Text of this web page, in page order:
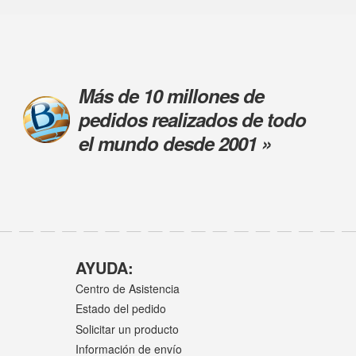
Más de 10 millones de
pedidos realizados de todo
el mundo desde 2001 »
AYUDA:
Centro de Asistencia
Estado del pedido
Solicitar un producto
Información de envío